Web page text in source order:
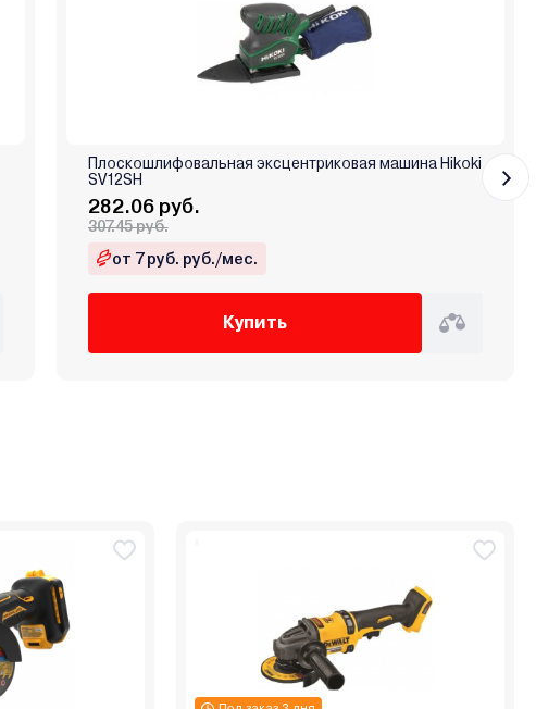
Плоскошлифовальная эксцентриковая машина Hikoki
SV12SH
282.06 руб.
307.45 руб.
от 7 руб. руб./мес.
Купить